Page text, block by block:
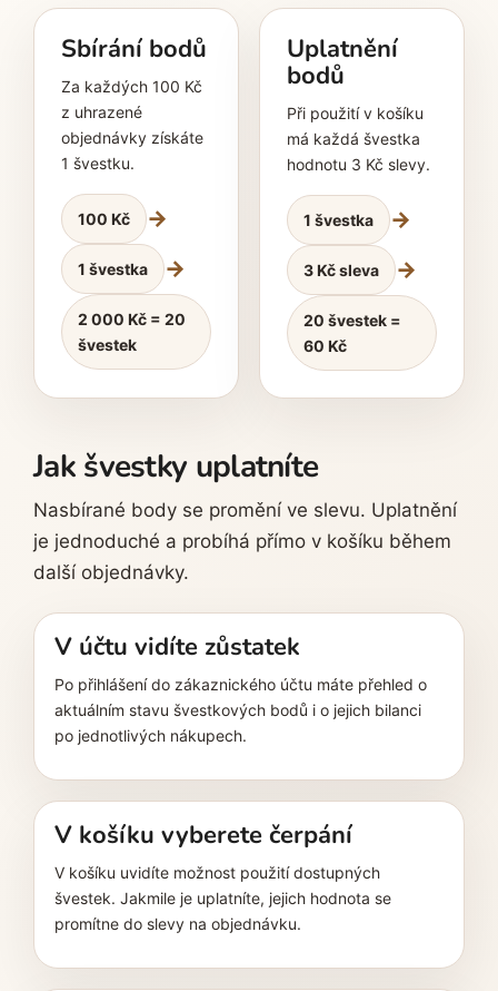
Sbírání bodů
Za každých 100 Kč
z uhrazené
objednávky získáte
1 švestku.
100 Kč →
1 švestka →
2 000 Kč = 20
švestek
Uplatnění
bodů
Při použití v košíku
má každá švestka
hodnotu 3 Kč slevy.
1 švestka →
3 Kč sleva →
20 švestek =
60 Kč
Jak švestky uplatníte
Nasbírané body se promění ve slevu. Uplatnění
je jednoduché a probíhá přímo v košíku během
další objednávky.
V účtu vidíte zůstatek
Po přihlášení do zákaznického účtu máte přehled o
aktuálním stavu švestkových bodů i o jejich bilanci
po jednotlivých nákupech.
V košíku vyberete čerpání
V košíku uvidíte možnost použití dostupných
švestek. Jakmile je uplatníte, jejich hodnota se
promítne do slevy na objednávku.